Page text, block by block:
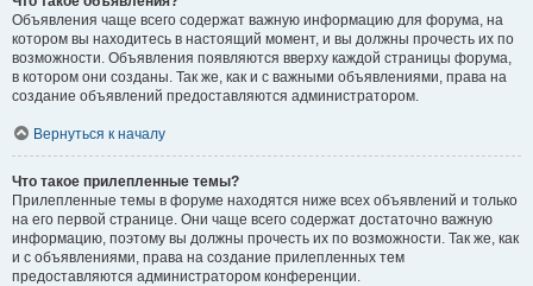
Объявления чаще всего содержат важную информацию для форума, на
котором вы находитесь в настоящий момент, и вы должны прочесть их по
возможности. Объявления появляются вверху каждой страницы форума,
в котором они созданы. Так же, как и с важными объявлениями, права на
создание объявлений предоставляются администратором.
Вернуться к началу
Что такое прилепленные темы?
Прилепленные темы в форуме находятся ниже всех объявлений и только
на его первой странице. Они чаще всего содержат достаточно важную
информацию, поэтому вы должны прочесть их по возможности. Так же, как
и с объявлениями, права на создание прилепленных тем
предоставляются администратором конференции.